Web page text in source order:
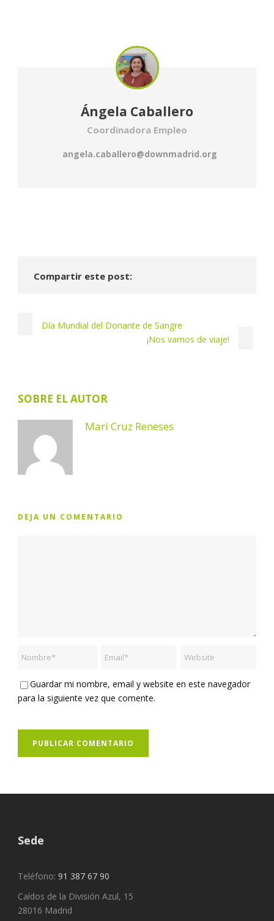
Ángela Caballero
Coordinadora Empleo
angela.caballero@downmadrid.org
Compartir este post:
Día Mundial del Donante de Sangre
¡Nos vamos de viaje!
SOBRE EL AUTOR
Mari Cruz Reneses
DEJA UN COMENTARIO
Guardar mi nombre, email y website en este navegador
para la siguiente vez que comente.
Sede
Teléfono: 91 387 67 90
Caídos de la División Azul, 15
28016 Madrid